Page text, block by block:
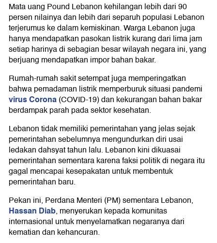
Mata uang Pound Lebanon kehilangan lebih dari 90
persen nilainya dan lebih dari separuh populasi Lebanon
terjerumus ke dalam kemiskinan. Warga Lebanon juga
hanya mendapatkan pasokan listrik kurang dari lima jam
setiap harinya di sebagian besar wilayah negara ini, yang
berjuang mendapatkan impor bahan bakar.
Rumah-rumah sakit setempat juga memperingatkan
bahwa pemadaman listrik memperburuk situasi pandemi
virus Corona(COVID-19) dan kekurangan bahan bakar
berdampak parah pada sektor kesehatan.
Lebanon tidak memiliki pemerintahan yang jelas sejak
pemerintahan sebelumnya mengundurkan diri usai
ledakan dahsyat tahun lalu. Lebanon kini dikuasai
pemerintahan sementara karena faksi politik di negara itu
gagal mencapai kesepakatan untuk membentuk
pemerintahan baru.
Pekan ini, Perdana Menteri (PM) sementara Lebanon,
Hassan Diab, menyerukan kepada komunitas
internasional untuk menyelamatkan negaranya dari
kematian dan kehancuran.